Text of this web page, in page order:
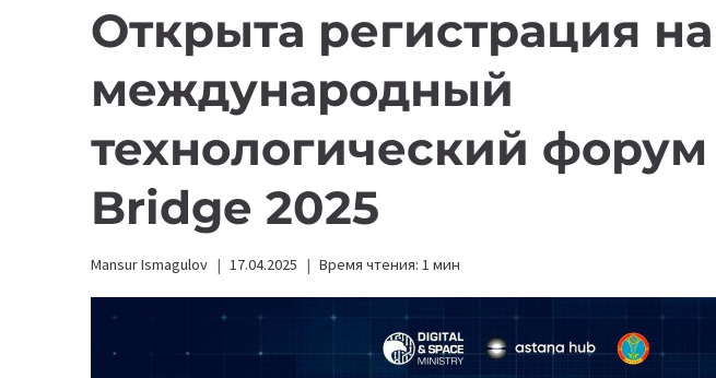
Открыта регистрация на
международный
технологический
Bridge 2025
Mansur Ismagulov 17.04.2025 Время чтения: 1 мин